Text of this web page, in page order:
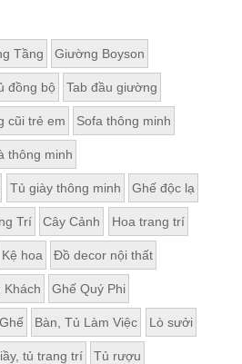
Tầng Giường Boyson
đồng bộ Tab đầu giường
cũi trẻ em Sofa thông minh
thông minh
Tủ giày thông minh Ghế độc lạ
Trí Cây Cảnh Hoa trang trí
Kệ hoa Đồ decor nội thất
Khách Ghế Quý Phi
Bàn, Tủ Làm Việc Lò sưởi
tủ trang trí Tủ rượu